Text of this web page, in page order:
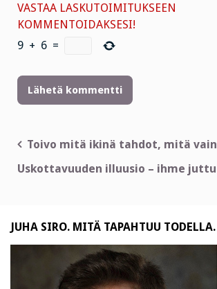
VASTAA LASKUTOIMITUKSEEN
KOMMENTOIDAKSESI!
9 + 6 =
Artikkelien
selaus
Toivo mitä ikinä tahdot, mitä vain
Uskottavuuden illuusio – ihme juttu
JUHA SIRO. MITÄ TAPAHTUU TODELLA.